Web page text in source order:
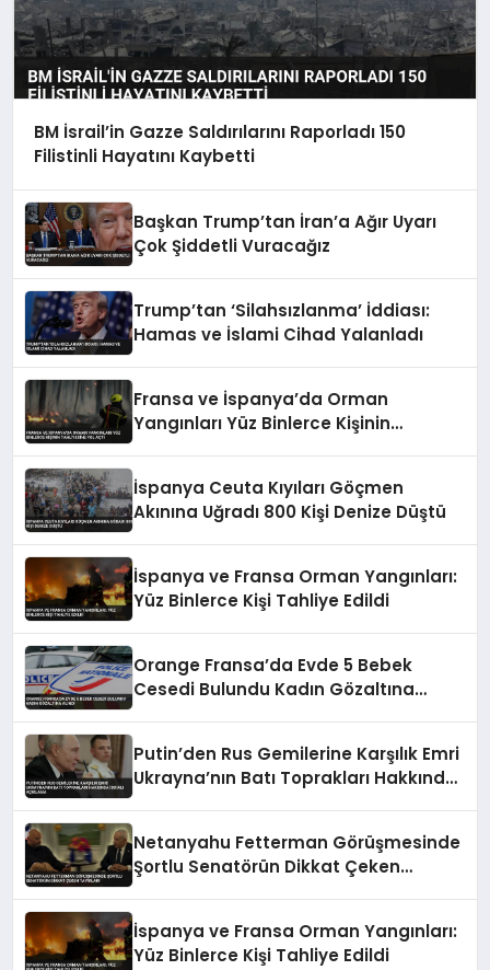
BM İsrail’in Gazze Saldırılarını Raporladı 150
Filistinli Hayatını Kaybetti
Başkan Trump’tan İran’a Ağır Uyarı
Çok Şiddetli Vuracağız
Trump’tan ‘Silahsızlanma’ İddiası:
Hamas ve İslami Cihad Yalanladı
Fransa ve İspanya’da Orman
Yangınları Yüz Binlerce Kişinin
İspanya Ceuta Kıyıları Göçmen
Akınına Uğradı 800 Kişi Denize Düştü
İspanya ve Fransa Orman Yangınları:
Yüz Binlerce Kişi Tahliye Edildi
Orange Fransa’da Evde 5 Bebek
Cesedi Bulundu Kadın Gözaltına
Putin’den Rus Gemilerine Karşılık Emri
Ukrayna’nın Batı Toprakları Hakkında
Netanyahu Fetterman Görüşmesinde
Şortlu Senatörün Dikkat Çeken
İspanya ve Fransa Orman Yangınları:
Yüz Binlerce Kişi Tahliye Edildi